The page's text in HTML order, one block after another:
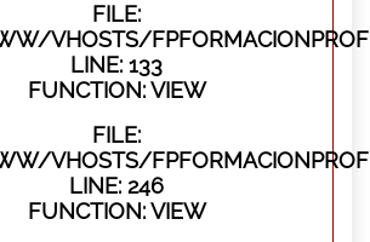
FILE:
VHOSTS/
LINE: 133
FUNCTION: VIEW
FILE:
VHOSTS/
LINE: 246
FUNCTION: VIEW